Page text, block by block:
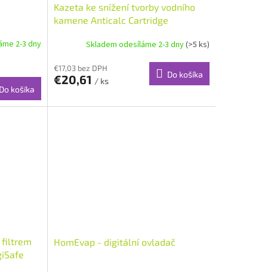
2-3 dny
Do košíka
Kazeta ke snížení tvorby vodního
kamene Anticalc Cartridge
Skladem odesíláme 2-3 dny(>5 ks)
€17,03 bez DPH
€20,61 / ks
Do košíka
filtrem
HomEvap - digitální ovladač